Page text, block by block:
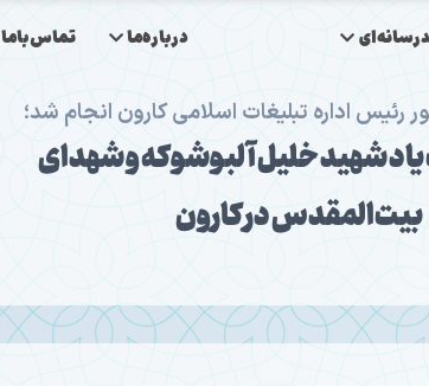
درباره‌ما تماس‌باما
رئیس اداره تبلیغات اسلامی کارون انجام شد؛
شهید خلیل آلبوشوکه و شهدای
بیت‌المقدس در کارون